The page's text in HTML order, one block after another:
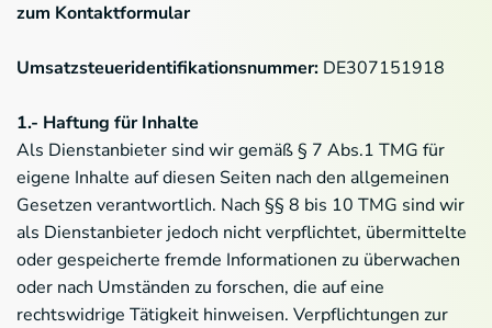
zum Kontaktformular
Umsatzsteueridentifikationsnummer: DE307151918
1.- Haftung für Inhalte
Als Dienstanbieter sind wir gemäß § 7 Abs.1 TMG für
eigene Inhalte auf diesen Seiten nach den allgemeinen
Gesetzen verantwortlich. Nach §§ 8 bis 10 TMG sind wir
als Dienstanbieter jedoch nicht verpflichtet, übermittelte
oder gespeicherte fremde Informationen zu überwachen
oder nach Umständen zu forschen, die auf eine
rechtswidrige Tätigkeit hinweisen. Verpflichtungen zur